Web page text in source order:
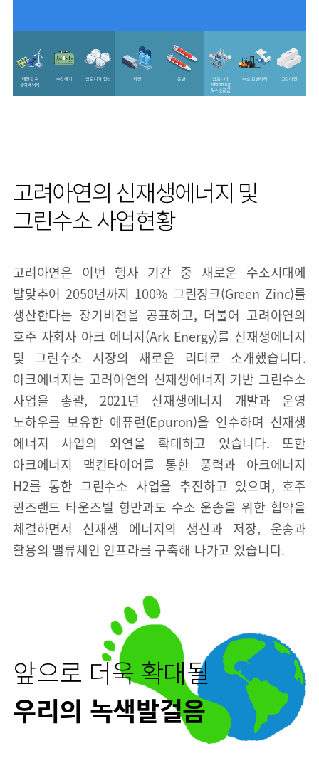
고려아연의 신재생에너지 및
그린수소 사업현황
고려아연은 이번 행사 기간 중 새로운 수소시대에
발맞추어 2050년까지 100% 그린징크(Green Zinc)를
생산한다는 장기비전을 공표하고, 더불어 고려아연의
호주 자회사 아크 에너지(Ark Energy)를 신재생에너지
및 그린수소 시장의 새로운 리더로 소개했습니다.
아크에너지는 고려아연의 신재생에너지 기반 그린수소
사업을 총괄, 2021년 신재생에너지 개발과 운영
노하우를 보유한 에퓨런(Epuron)을 인수하며 신재생
에너지 사업의 외연을 확대하고 있습니다. 또한
아크에너지 맥킨타이어를 통한 풍력과 아크에너지
H2를 통한 그린수소 사업을 추진하고 있으며, 호주
퀸즈랜드 타운즈빌 항만과도 수소 운송을 위한 협약을
체결하면서 신재생 에너지의 생산과 저장, 운송과
활용의 밸류체인 인프라를 구축해 나가고 있습니다.
앞으로 더욱 확대될
우리의 녹색발걸음